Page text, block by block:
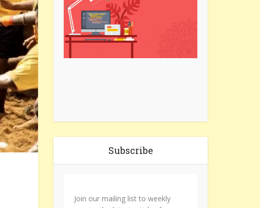
Subscribe
Join our mailing list to weekly